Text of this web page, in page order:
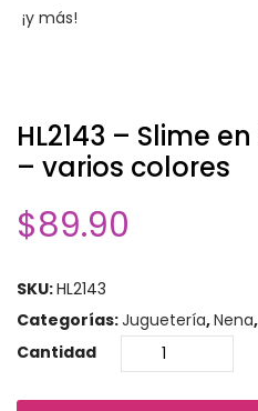
HL2143 – Slime
– varios colores
$89.90
SKU:HL2143
Categorías:Juguetería,Nena,
Cantidad